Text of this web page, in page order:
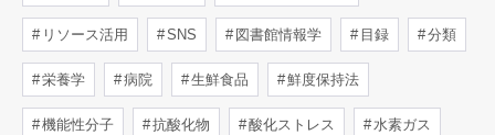
リソース活用 SNS 図書館情報学 目録 分類
栄養学 病院 生鮮食品 鮮度保持法
機能性分子 抗酸化物 酸化ストレス 水素ガス